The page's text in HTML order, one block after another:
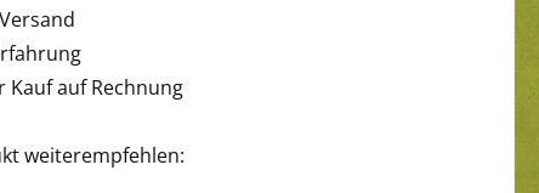
Kauf auf Rechnung
weiterempfehlen: